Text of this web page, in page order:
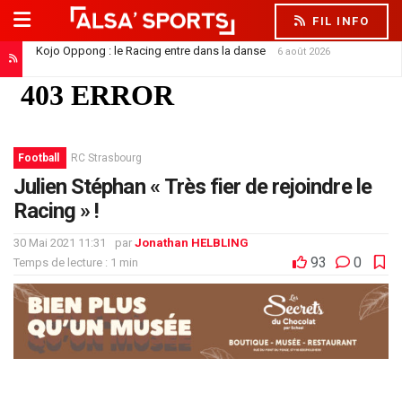
FIL INFO
Kojo Oppong : le Racing entre dans la danse 6 août 2026
Football RC Strasbourg
Julien Stéphan « Très fier de rejoindre le
Racing » !
30 Mai 2021 11:31 par Jonathan HELBLING
Temps de lecture : 1 min
93 0